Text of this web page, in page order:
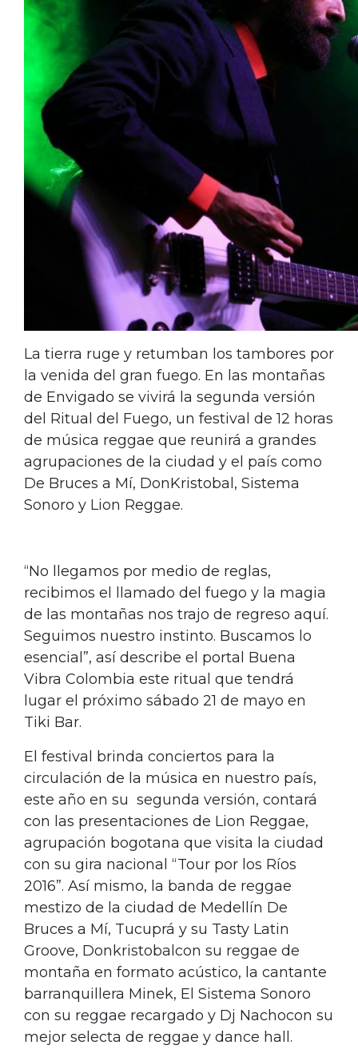
La tierra ruge y retumban los tambores por
la venida del gran fuego. En las montañas
de Envigado se vivirá la segunda versión
del Ritual del Fuego, un festival de 12 horas
de música reggae que reunirá a grandes
agrupaciones de la ciudad y el país como
De Bruces a Mí, DonKristobal, Sistema
Sonoro y Lion Reggae.
“No llegamos por medio de reglas,
recibimos el llamado del fuego y la magia
de las montañas nos trajo de regreso aquí.
Seguimos nuestro instinto. Buscamos lo
esencial”, así describe el portal Buena
Vibra Colombia este ritual que tendrá
lugar el próximo sábado 21 de mayo en
Tiki Bar.
El festival brinda conciertos para la
circulación de la música en nuestro país,
este año en su segunda versión, contará
con las presentaciones de Lion Reggae,
agrupación bogotana que visita la ciudad
con su gira nacional “Tour por los Ríos
2016”. Así mismo, la banda de reggae
mestizo de la ciudad de Medellín De
Bruces a Mí, Tucuprá y su Tasty Latin
Groove, Donkristobalcon su reggae de
montaña en formato acústico, la cantante
barranquillera Minek, El Sistema Sonoro
con su reggae recargado y Dj Nachocon su
mejor selecta de reggae y dance hall.